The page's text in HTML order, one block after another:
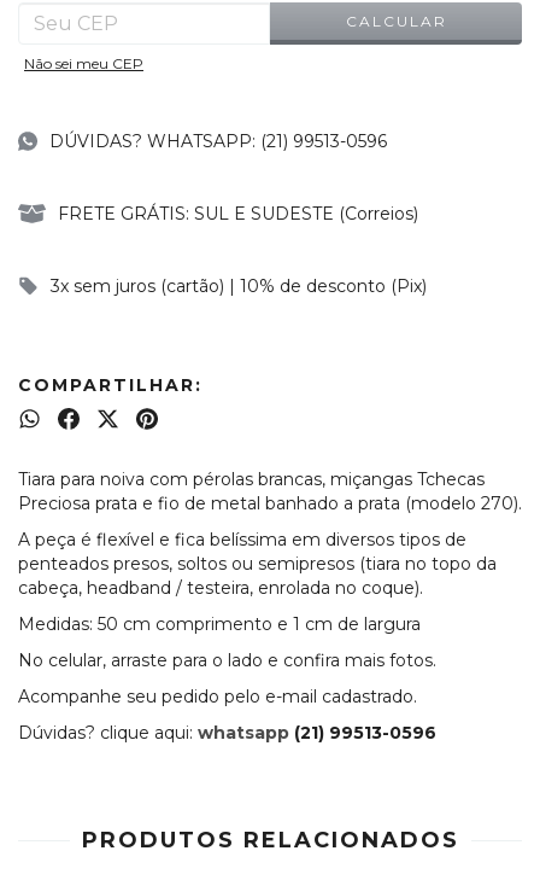
CALCULAR
Não sei meu CEP
DÚVIDAS? WHATSAPP: (21) 99513-0596
FRETE GRÁTIS: SUL E SUDESTE (Correios)
3x sem juros (cartão) | 10% de desconto (Pix)
COMPARTILHAR:
Tiara para noiva com pérolas brancas, miçangas Tchecas
Preciosa prata e fio de metal banhado a prata (modelo 270).
A peça é flexível e fica belíssima em diversos tipos de
penteados presos, soltos ou semipresos (tiara no topo da
cabeça, headband / testeira, enrolada no coque).
Medidas: 50 cm comprimento e 1 cm de largura
No celular, arraste para o lado e confira mais fotos.
Acompanhe seu pedido pelo e-mail cadastrado.
Dúvidas? clique aqui: whatsapp (21) 99513-0596
PRODUTOS RELACIONADOS